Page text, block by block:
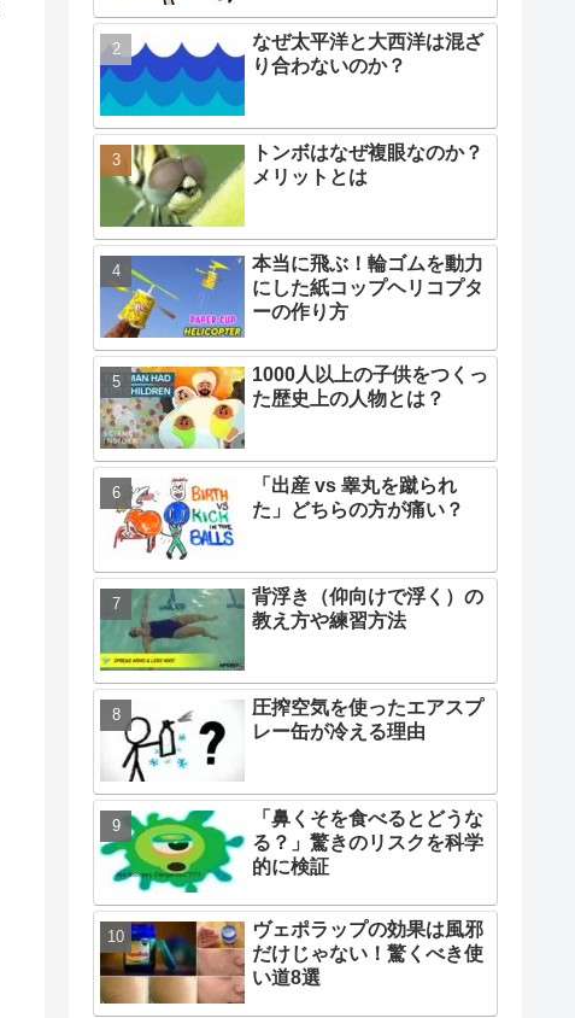
なぜ太平洋と大西洋は混ざ
り合わないのか？
トンボはなぜ複眼なのか？
メリットとは
本当に飛ぶ！輪ゴムを動力
にした紙コップヘリコプタ
ーの作り方
1000人以上の子供をつくっ
た歴史上の人物とは？
「出産 vs 睾丸を蹴られ
た」どちらの方が痛い？
背浮き（仰向けで浮く）の
教え方や練習方法
圧搾空気を使ったエアスプ
レー缶が冷える理由
「鼻くそを食べるとどうな
る？」驚きのリスクを科学
的に検証
ヴェポラップの効果は風邪
だけじゃない！驚くべき使
い道8選